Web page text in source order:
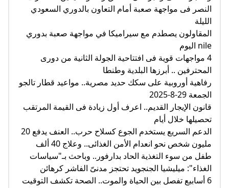
النصر فى مواجهة صعبة أمام التعاون بالدوري السعودي
الليلة
المقاولون يصطدم مع سيراميكا في مواجهة صعبة بدوري
nile اليوم
4 مواجهات قوية فى افتتاحية الجولة الثانية من دورى
المحترفين .. أبرزها البلدية وطنطا
رفاهية أوروبية على سكك حديد مصرية.. مواعيد قطار تالجو
الجمعة 29-8-2025
قانون الإيجار القديم.. اعرف أول زيادة فى القيمة المرتقب
تحصيلها خلال أيام
الدعم السريع يستخدم الجوع كسلاح حرب.. العنف يدفع 20
مليون شخص نحو انعدام الأمن الغذائى.. وعلاج 40 ألف
طفل من سوء التغذية الحاد بدارفور.. وباحث بـ"سياسات
الغذاء": ميليشيا الجنجويد تحتجز مدنىّ الفاشر كرهائن
6 أسابيع تفصل بين الحياة والموت.. الصحة تكشف التوقيت